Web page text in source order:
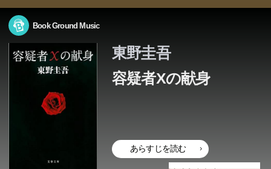
Book Ground Music
東野圭吾
容疑者Xの献身
あらすじを読む